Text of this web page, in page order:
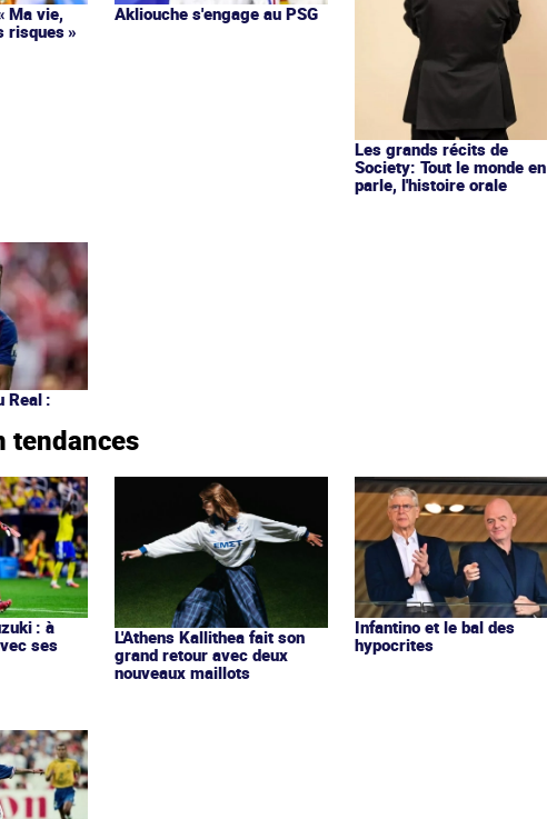
Ma vie,
risques »
Akliouche s'engage au PSG
Les grands récits de
Society: Tout le monde en
parle, l'histoire orale
Real :
tendances
: à
ses
L'Athens Kallithea fait son
grand retour avec deux
nouveaux maillots
Infantino et le bal des
hypocrites